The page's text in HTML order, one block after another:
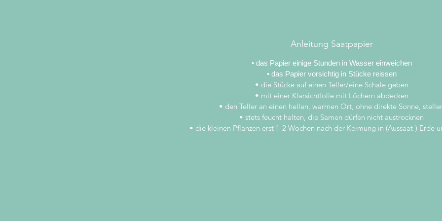
Anleitung Saatpapier
• das Papier einige Stunden in Wasser einweichen
• das Papier vorsichtig in Stücke reissen
• die Stücke auf einen Teller/eine Schale geben
• mit einer Klarsichtfolie mit Löchern abdecken
• den Teller an einen hellen, warmen Ort, ohne direkte Sonne,
• stets feucht halten, die Samen dürfen nicht austrocknen
• die kleinen Pflanzen erst 1-2 Wochen nach der Keimung in (Aussaat-) Erde